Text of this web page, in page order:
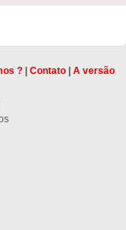
?| Contato| A versão